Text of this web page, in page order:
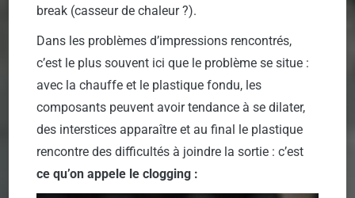
break (casseur de chaleur ?).
Dans les problèmes d’impressions rencontrés,
c’est le plus souvent ici que le problème se situe :
avec la chauffe et le plastique fondu, les
composants peuvent avoir tendance à se dilater,
des interstices apparaître et au final le plastique
rencontre des difficultés à joindre la sortie : c’est
ce qu’on appele le clogging :